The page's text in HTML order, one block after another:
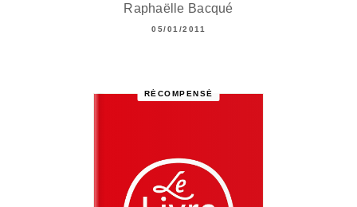
Raphaëlle Bacqué
05/01/2011
RÉCOMPENSÉ